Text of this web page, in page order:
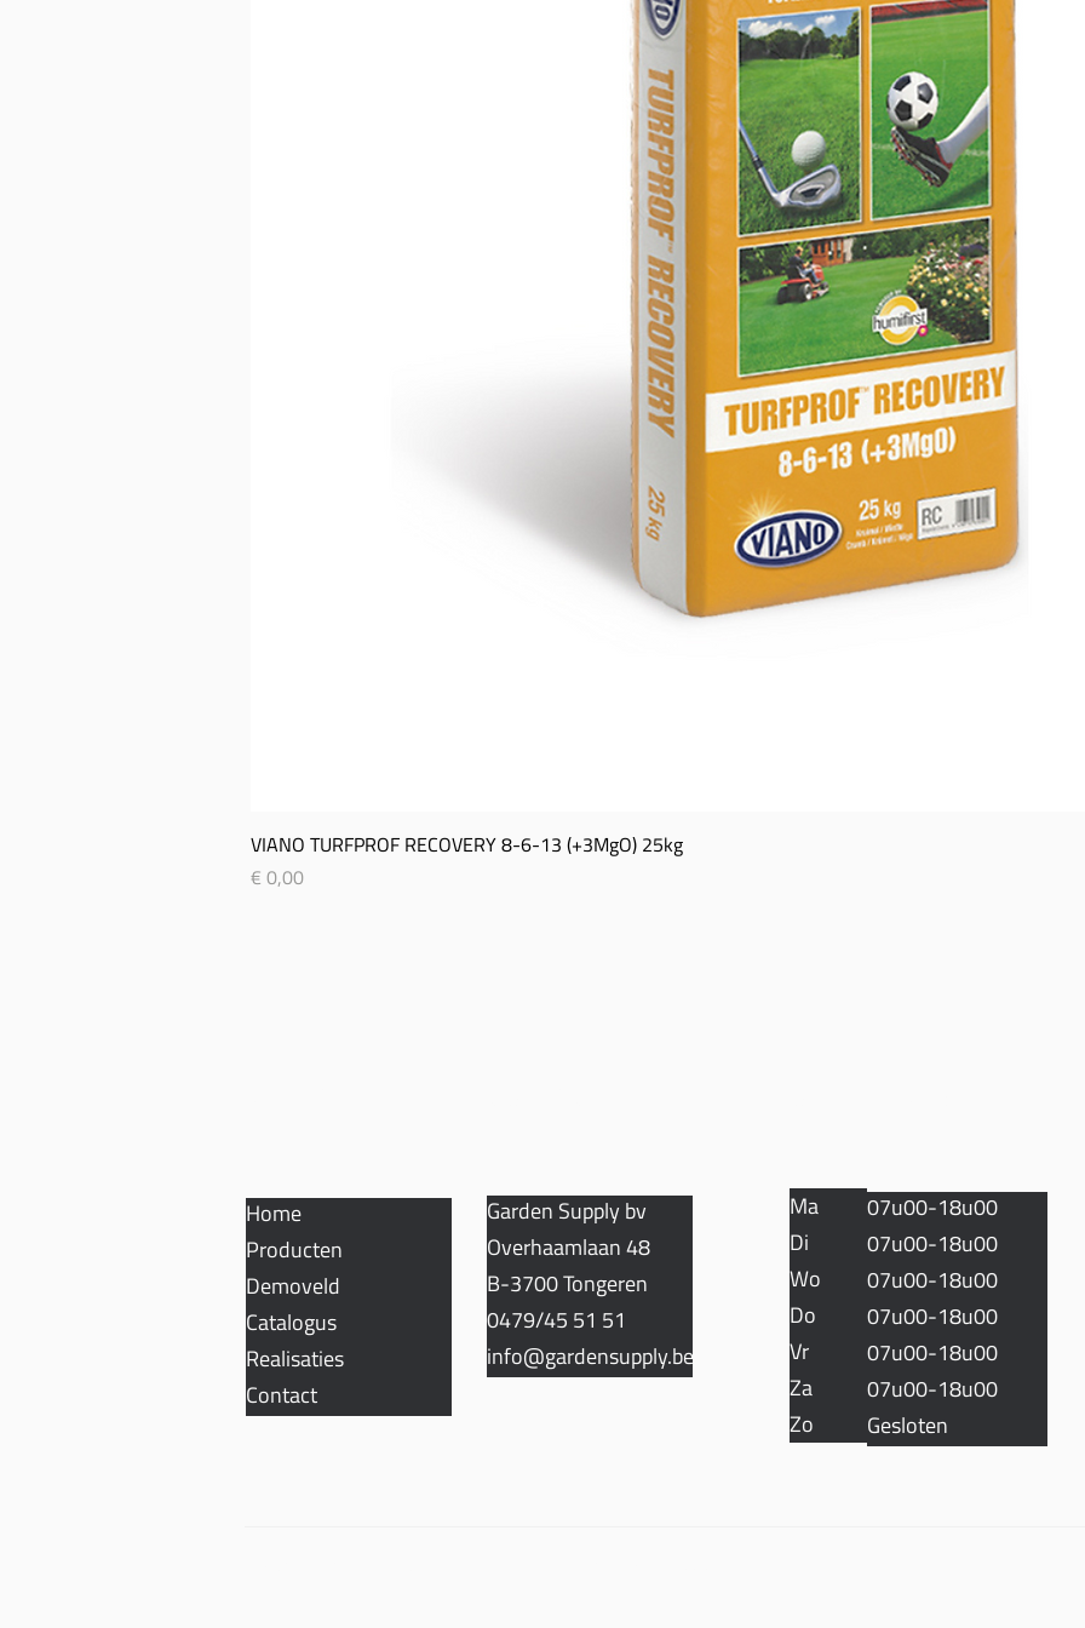
VIANO TURFPROF RECOVERY 8-­6-­13 (+3MgO) 25kg
Prijs
€ 0,00
Home
Producten
Demoveld
Catalogus
Realisaties
Contact
Garden Supply bv
Overhaamlaan 48
B-3700 Tongeren
0479/45 51 51
info@gardensupply.be
Ma
Di
Wo
Do
Vr
Za
Zo
07u00-18u00
07u00-18u00
07u00-18u00
07u00-18u00
07u00-18u00
07u00-18u00
Gesloten